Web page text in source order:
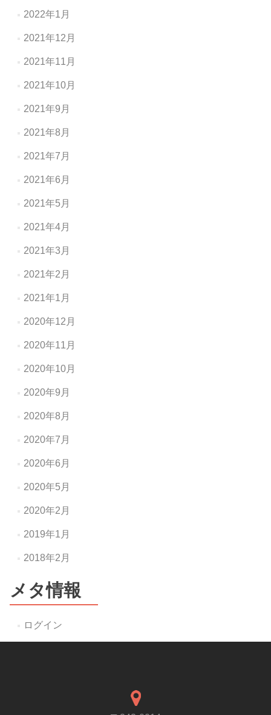
2022年1月
2021年12月
2021年11月
2021年10月
2021年9月
2021年8月
2021年7月
2021年6月
2021年5月
2021年4月
2021年3月
2021年2月
2021年1月
2020年12月
2020年11月
2020年10月
2020年9月
2020年8月
2020年7月
2020年6月
2020年5月
2020年2月
2019年1月
2018年2月
メタ情報
ログイン